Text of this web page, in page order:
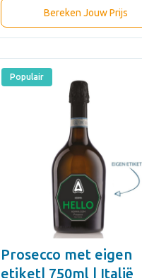
Bereken Jouw Prijs
Populair
Prosecco met eigen
etiket| 750ml | Italië